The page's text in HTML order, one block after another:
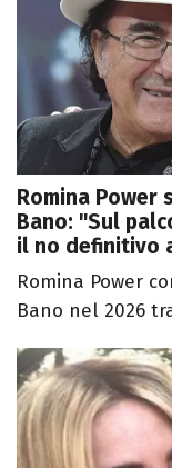
Romina Power
Bano: "Sul
il no definitivo
Romina Power
Bano nel 2026